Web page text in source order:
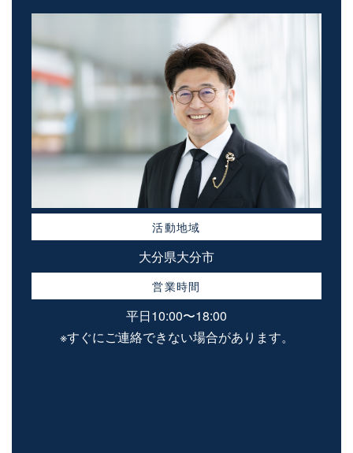
活動地域
大分県大分市
営業時間
平日10:00〜18:00
※すぐにご連絡できない場合があります。